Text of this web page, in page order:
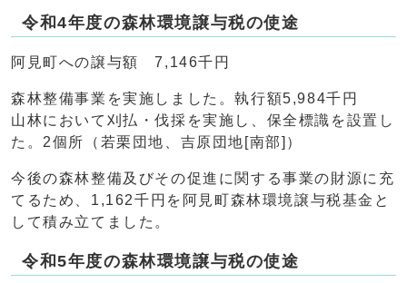
令和4年度の森林環境譲与税の使途
阿見町への譲与額 7,146千円
森林整備事業を実施しました。執行額5,984千円
山林において刈払・伐採を実施し、保全標識を設置し
た。2個所（若栗団地、吉原団地[南部]）
今後の森林整備及びその促進に関する事業の財源に充
てるため、1,162千円を阿見町森林環境譲与税基金と
して積み立てました。
令和5年度の森林環境譲与税の使途